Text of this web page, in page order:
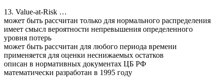
13. Value-at-Risk …
может быть рассчитан только для нормального распределения
имеет смысл вероятности непревышения определенного
уровня потерь
может быть рассчитан для любого периода времени
применяется для оценки неснижаемых остатков
описан в нормативных документах ЦБ РФ
математически разработан в 1995 году